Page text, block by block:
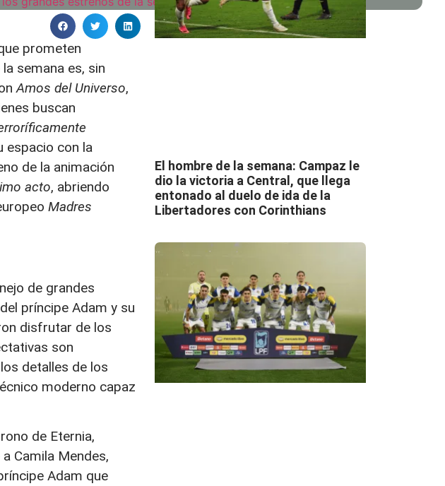
prometen
semana es, sin
Amos del Universo,
buscan
espacio con la
de la animación
acto, abriendo
Madres
de grandes
príncipe Adam y su
disfrutar de los
son
detalles de los
moderno capaz
de Eternia,
Camila Mendes,
Adam que
El hombre de la semana: Campaz le
dio la victoria a Central, que llega
entonado al duelo de ida de la
Libertadores con Corinthians